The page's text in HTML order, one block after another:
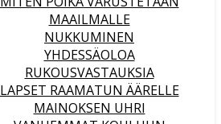
MAAILMALLE
NUKKUMINEN
YHDESSÄOLOA
RUKOUSVASTAUKSIA
LAPSET RAAMATUN ÄÄRELLE
MAINOKSEN UHRI